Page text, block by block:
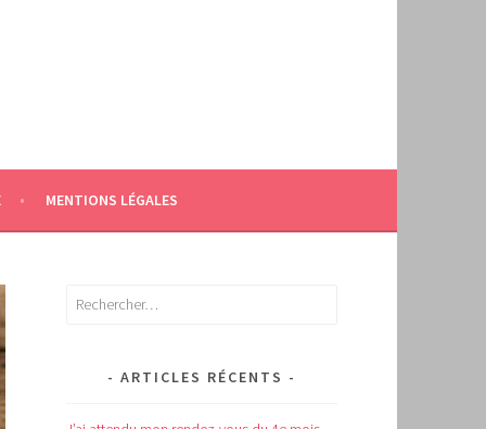
MENTIONS LÉGALES
Rechercher :
ARTICLES RÉCENTS